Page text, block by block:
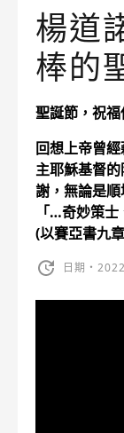
楊道
棒的
聖誕節，祝福
回想上帝曾
主耶穌基督
謝，無論是
「…奇妙策
(以賽亞書九
日期・